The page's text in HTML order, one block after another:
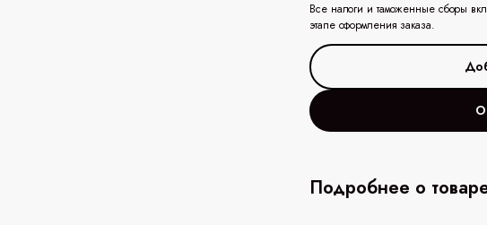
Все налоги и таможенные сборы
этапе оформления заказа.
Подробнее о